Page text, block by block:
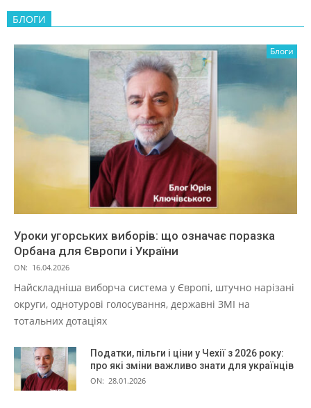
БЛОГИ
Блоги
Уроки угорських виборів: що означає поразка
Орбана для Європи і України
ON: 16.04.2026
Найскладніша виборча система у Європі, штучно нарізані
округи, однотурові голосування, державні ЗМІ на
тотальних дотаціях
Податки, пільги і ціни у Чехії з 2026 року:
про які зміни важливо знати для українців
ON: 28.01.2026